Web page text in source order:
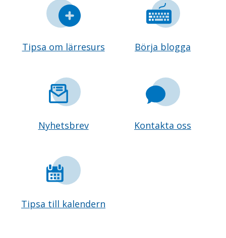
Tipsa om lärresurs Börja blogga
Nyhetsbrev Kontakta oss
Tipsa till kalendern